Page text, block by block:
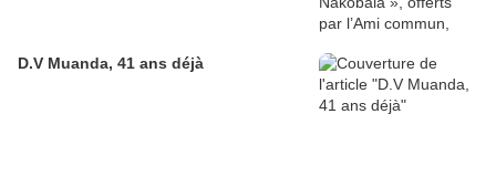
D.V Muanda, 41 ans déjà